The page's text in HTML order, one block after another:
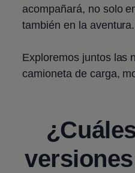
acompañará, no solo
también en la aventura.
Exploremos juntos las
camioneta de carga,